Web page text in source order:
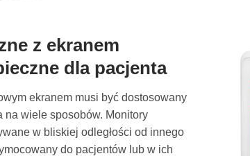
z ekranem
dla pacjenta
ekranem musi być dostosowany
na wiele sposobów. Monitory
w bliskiej odległości od innego
do pacjentów lub w ich